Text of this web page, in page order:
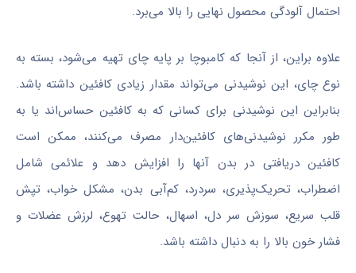
احتمال آلودگی محصول نهایی را بالا می‌برد.
علاوه براین، از آنجا که کامبوچا بر پایه‌ چای تهیه می‌شود، بسته به
نوع چای، این نوشیدنی می‌تواند مقدار زیادی کافئین داشته باشد.
بنابراین این نوشیدنی برای کسانی که به کافئین حساس‌اند یا به
طور مکرر نوشیدنی‌های کافئین‌دار مصرف می‌کنند، ممکن است
کافئین دریافتی در بدن آنها را افزایش دهد و علائمی شامل
اضطراب، تحریک‌پذیری، سردرد، کم‌آبی بدن، مشکل خواب، تپش
قلب سریع، سوزش سر دل، اسهال، حالت تهوع، لرزش عضلات و
فشار خون بالا را به دنبال داشته باشد.